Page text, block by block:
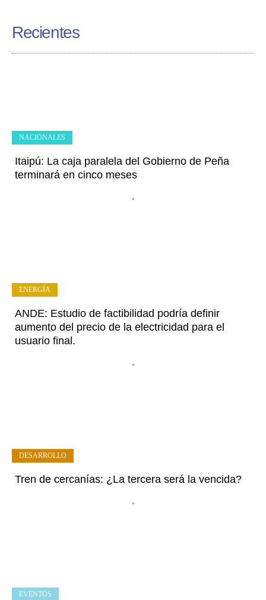
Recientes
Itaipú: La caja paralela del Gobierno de Peña
terminará en cinco meses
•
NACIONALES
ANDE: Estudio de factibilidad podría definir
aumento del precio de la electricidad para el
usuario final.
•
ENERGÍA
Tren de cercanías: ¿La tercera será la vencida?
•
DESARROLLO
EVENTOS